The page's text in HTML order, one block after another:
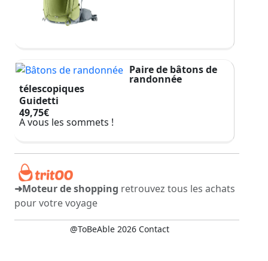
Paire de bâtons de
randonnée
télescopiques
Guidetti
49,75€
A vous les sommets !
➜Moteur de shopping retrouvez tous les achats
pour votre voyage
@ToBeAble 2026 Contact